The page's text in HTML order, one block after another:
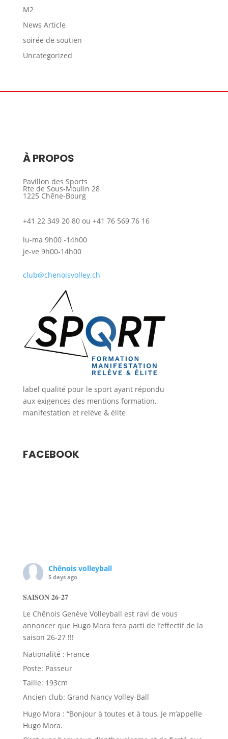
M2
News Article
soirée de soutien
Uncategorized
À PROPOS
Pavillon des Sports
Rte de Sous-Moulin 28
1225 Chêne-Bourg
+41 22 349 20 80 ou +41 76 569 76 16
lu-ma 9h00 -14h00
je-ve 9h00-14h00
club@chenoisvolley.ch
label qualité pour le sport ayant répondu
aux exigences des mentions formation,
manifestation et relève & élite
FACEBOOK
Chênois volleyball
5 days ago
𝐒𝐀𝐈𝐒𝐎𝐍 𝟐𝟔-𝟐𝟕
Le Chênois Genève Volleyball est ravi de vous
annoncer que Hugo Mora fera parti de l’effectif de la
saison 26-27 !!!
Nationalité : France
Poste: Passeur
Taille: 193cm
Ancien club: Grand Nancy Volley-Ball
Hugo Mora : “Bonjour à toutes et à tous, Je m’appelle
Hugo Mora.